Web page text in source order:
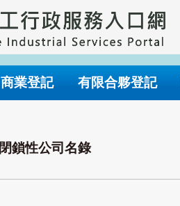
商業登記 有限合夥登記
閉鎖性公司名錄